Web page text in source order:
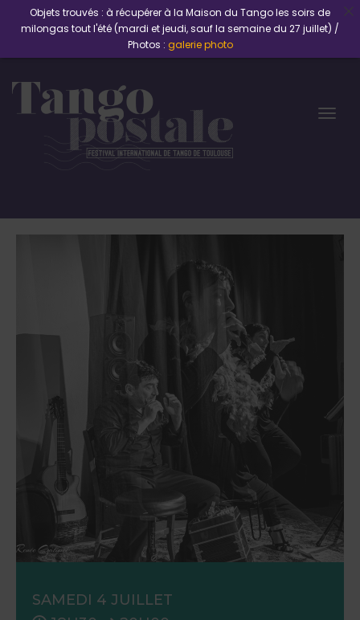
SAMEDI 4 JUILLET
Objets trouvés : à récupérer à la Maison du Tango les soirs de
milongas tout l'été (mardi et jeudi, sauf la semaine du 27 juillet) /
Photos : galerie photo